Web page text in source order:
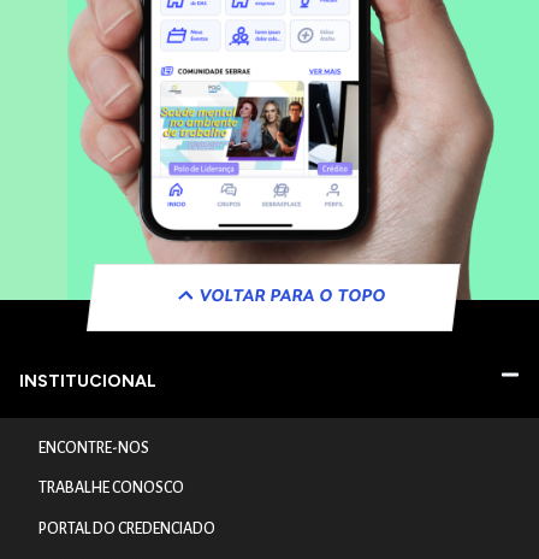
VOLTAR PARA O TOPO
INSTITUCIONAL
ENCONTRE-NOS
TRABALHE CONOSCO
PORTAL DO CREDENCIADO